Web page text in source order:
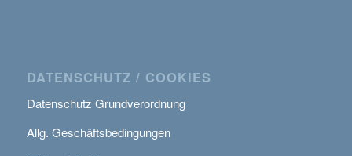
DATENSCHUTZ / COOKIES
Datenschutz Grundverordnung
Allg. Geschäftsbedingungen